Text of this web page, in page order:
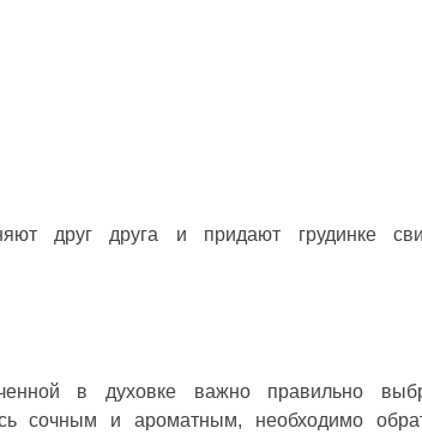
друг друга и придают грудинке
в духовке важно правильно
сочным и ароматным, необходимо